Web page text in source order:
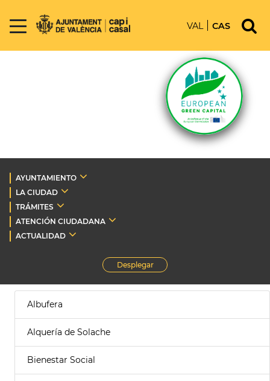
VAL CAS
AYUNTAMIENTO
LA CIUDAD
TRÁMITES
ATENCIÓN CIUDADANA
ACTUALIDAD
Desplegar
Albufera
Alquería de Solache
Bienestar Social